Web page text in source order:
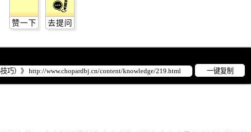
赞一下 去提问
一键复制